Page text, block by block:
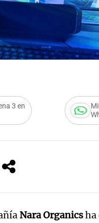
3 en
Nara Organicsha